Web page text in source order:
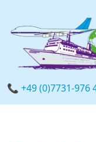
📞 +49 (0)7731-976